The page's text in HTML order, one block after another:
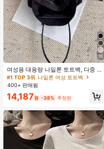
16
여성용 대용량 나일론 토트백, 다중 지
퍼 포켓, 방수 숄더 핸드백, 사무실 노
트북, 일상 출퇴근, 쇼핑에 적합
#1 TOP 3위 나일론 여성 토트백
400+ 판매됨
14,187원 -38% 추정된